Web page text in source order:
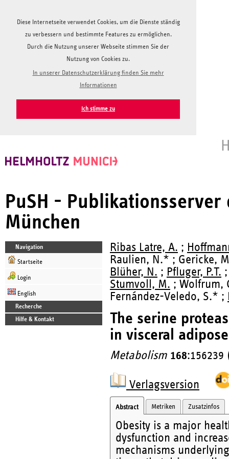
Diese Internetseite verwendet Cookies, um die Dienste ständig
zu verbessern und bestimmte Features zu ermöglichen.
Durch die Nutzung unserer Webseite stimmen Sie der
Nutzung von Cookies zu.
In unserer Datenschutzerklärung finden Sie mehr
Informationen
Ich stimme zu
PuSH -
München
Navigation
Startseite
Login
English
Recherche
Hilfe & Kontakt
Ribas Latre, A. ;
Raulien, N.* ; Gericke,
Blüher, N. ; Pfluger, P.T.
Stumvoll, M. ; Wolfrum,
Fernández-Veledo, S.* ;
The serine
in visceral
Metabolism 168:156239
Verlagsversion
Abstract Metriken Zusatzinfos
Obesity is a major
dysfunction and
mechanisms